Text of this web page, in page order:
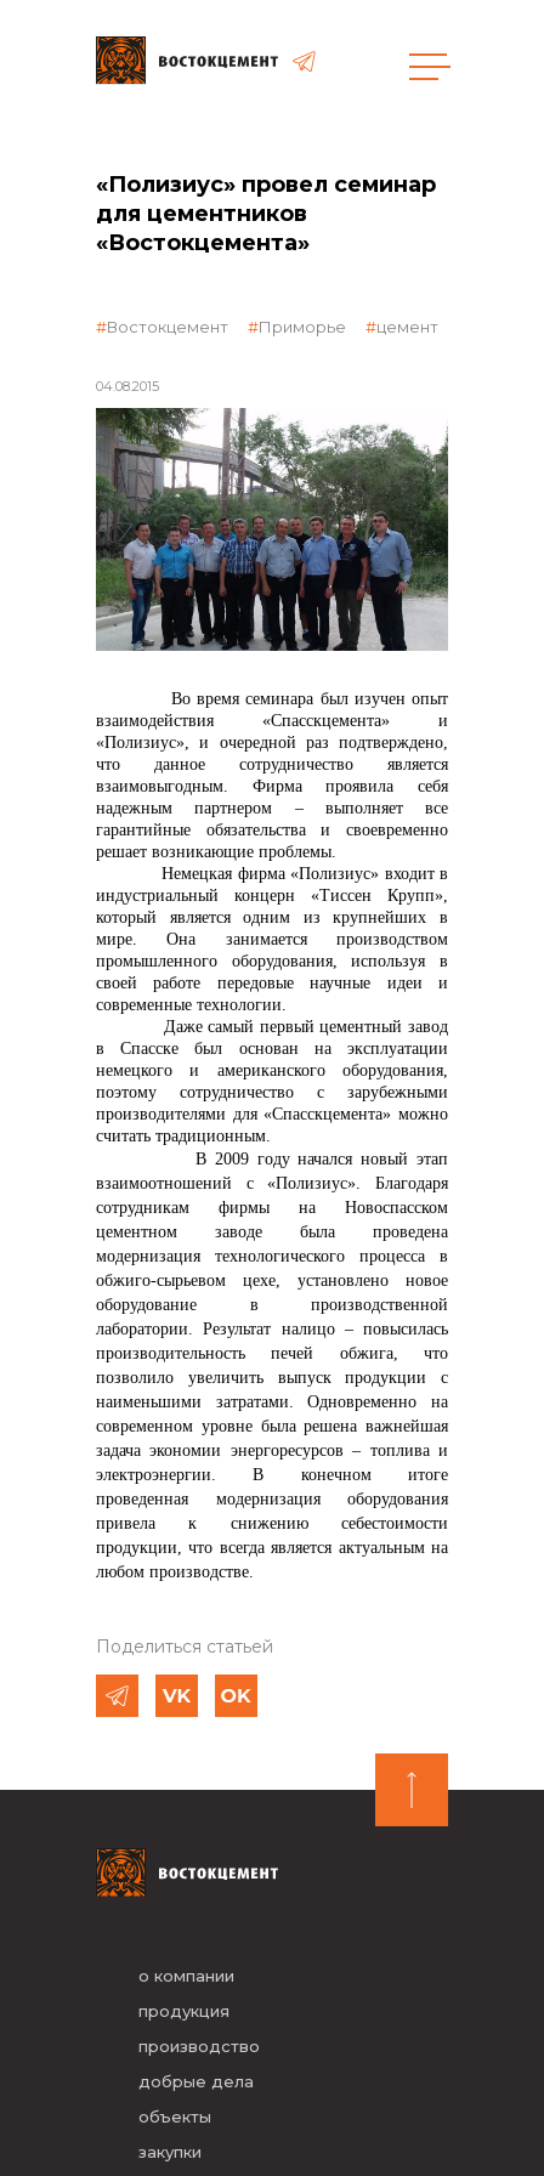
общая информация
реализация неликвидов
контакты отдела закупок
Контакты
+7 (423) 234 50 50
info@vostokcement.ru
«Полизиус» провел семинар
для цементников
«Востокцемента»
04.08.2015
Востокцемент Приморье цемент
Во время семинара был изучен опыт
взаимодействия «Спасскцемента» и
«Полизиус», и очередной раз подтверждено,
что данное сотрудничество является
взаимовыгодным. Фирма проявила себя
надежным партнером – выполняет все
гарантийные обязательства и своевременно
решает возникающие проблемы.
Немецкая фирма «Полизиус» входит в
индустриальный концерн «Тиссен Крупп»,
который является одним из крупнейших в
мире. Она занимается производством
промышленного оборудования, используя в
своей работе передовые научные идеи и
современные технологии.
Даже самый первый цементный завод
в Спасске был основан на эксплуатации
немецкого и американского оборудования,
поэтому сотрудничество с зарубежными
производителями для «Спасскцемента» можно
считать традиционным.
В 2009 году начался новый этап
взаимоотношений с «Полизиус». Благодаря
сотрудникам фирмы на Новоспасском
цементном заводе была проведена
модернизация технологического процесса в
обжиго-сырьевом цехе, установлено новое
оборудование в производственной
лаборатории. Результат налицо – повысилась
производительность печей обжига, что
позволило увеличить выпуск продукции с
наименьшими затратами. Одновременно на
современном уровне была решена важнейшая
задача экономии энергоресурсов – топлива и
электроэнергии. В конечном итоге
проведенная модернизация оборудования
привела к снижению себестоимости
продукции, что всегда является актуальным на
любом производстве.
Поделиться статьей
о компании
продукция
производство
добрые дела
объекты
закупки